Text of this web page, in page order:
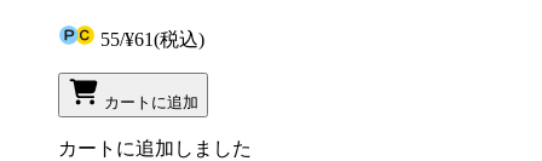
55/¥61(税込)
カートに追加
カートに追加しました